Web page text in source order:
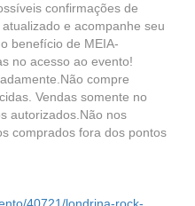
confirmações de
e acompanhe seu
benefício de MEIA-
no acesso ao evento!
compre
Vendas somente no
autorizados.Não nos
comprados fora dos pontos